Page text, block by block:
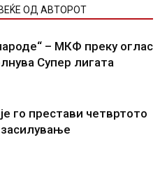
ОД АВТОРОТ
– МКФ преку оглас
Супер лигата
го престави четвртото